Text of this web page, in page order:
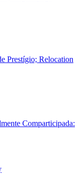
Prestígio; Relocation
Comparticipada: